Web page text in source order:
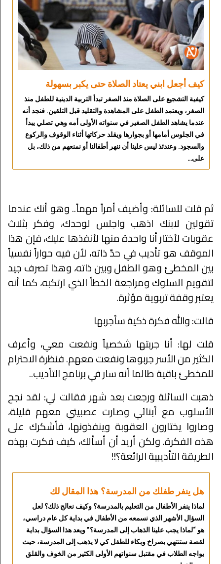
كيف أجعل ابني يعتاد الصلاة حتى يكبر بسهولة
كيفية التشجيع على الصلاة منذ الصغر تبدأ التربية الدينية للطفل منذ
الصغر، ويعتمد الطفل على المشاهدة والتقليد قبل التلقين. فنجد أنه
عندما يشاهد الطفل الصغير في سنواته الأولى أمه وهي تصلي يبدأ
في الجلوس أمامها أو بجوارها ويقلد حركاتها أثناء الوقوف والركوع
والسجود. وعندئذ ليس علينا أن ننهر أطفالنا أو نمنعهم من ذلك، بل
على…
ثم قلت للسائلة: وأضيف أمراً مهماً.. وهو أنك عندما
تقولين لابنك اذهب واجلس لوحدك، وفكر بثلاث
عقوبات لأختار أنا واحدة منها لأنفذها عليك، فإن هذا
الموقف هو تأديب في حدّ ذاته، لأن فيه حواراً نفسياً
بين المخطئ وهو الطفل وبين ذاته، وهذا تصرف جيد
لتقويم السلوك ومراجعة الخطأ الذي ارتكبه، كما أنه
يعتبر وقفة تربوية مؤثرة.
قالت: والله فكرة ذكية سأجربها
قلت لها: أنا جربتها شخصياً ونفعت معي، وأعرف
الكثير من الأسر جربوها ونفعت معهم. فنظرة الاحترام
للمخطئ باقية طالما أنه سار في برنامج التأديب..
ذهبت السائلة ورجعت بعد شهر فقالت لي: لقد نجح
الأسلوب مع أبنائي وصارت عصبيتي معهم قليلة،
وصاروا يختارون العقوبة وينفذونها، فأشكرك على
هذه الفكرة. ولكن أريد أن أسألك، كيف فكرت بهذه
الطريقة التأديبية الرائعة؟!!
هل ينفر طفلك من المدرسة؟ هذا المقال لك
لماذا ينفر الأطفال من التعليم بالمدرسة؟ وكيف نعالج ذلك؟ لعل
السؤال الأشهر الذي نسمعه من الأطفال في بداية كل عام دراسي،
هو “لماذا يجب علينا الذهاب إلى المدرسة؟” ويعد هذا السؤال بداية
لقصة ستنتهي بصراخ وبكاء للطفل كي لا يذهب إلى المدرسة، حيث
يواجه الطلاب في مقتبل سنواتهم الأولى الكثير من الخوف والقلق